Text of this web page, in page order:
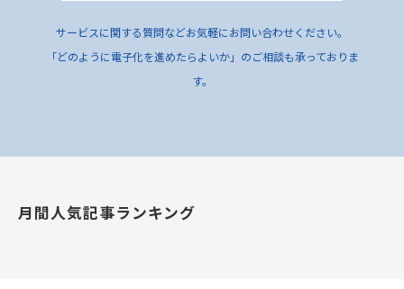
サービスに関する質問などお気軽にお問い合わせください。
「どのように電子化を進めたらよいか」のご相談も承っておりま
す。
月間人気記事ランキング